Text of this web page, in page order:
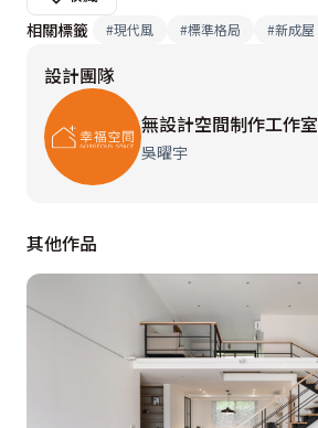
相關標籤
#現代風 #標準格局 #新成屋
設計團隊
無設計空間制作工作室
吳曜宇
其他作品